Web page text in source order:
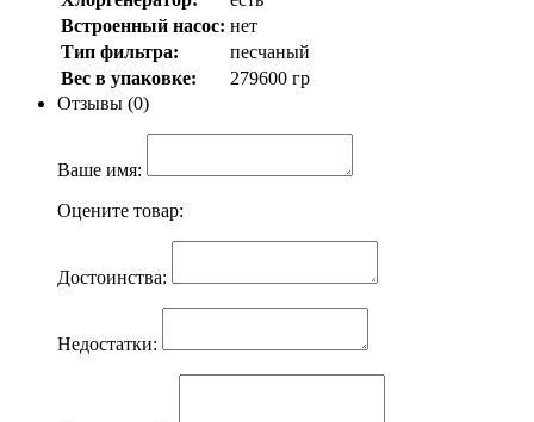
Встроенный насос: нет
Тип фильтра:
песчаный
Вес в упаковке:
279600 гр
Отзывы (0)
Ваше имя:
Оцените товар:
Достоинства:
Недостатки: